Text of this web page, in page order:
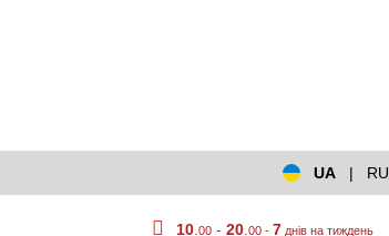
UA
| RU
10 .00 -20 .00 -7 днів на тиждень